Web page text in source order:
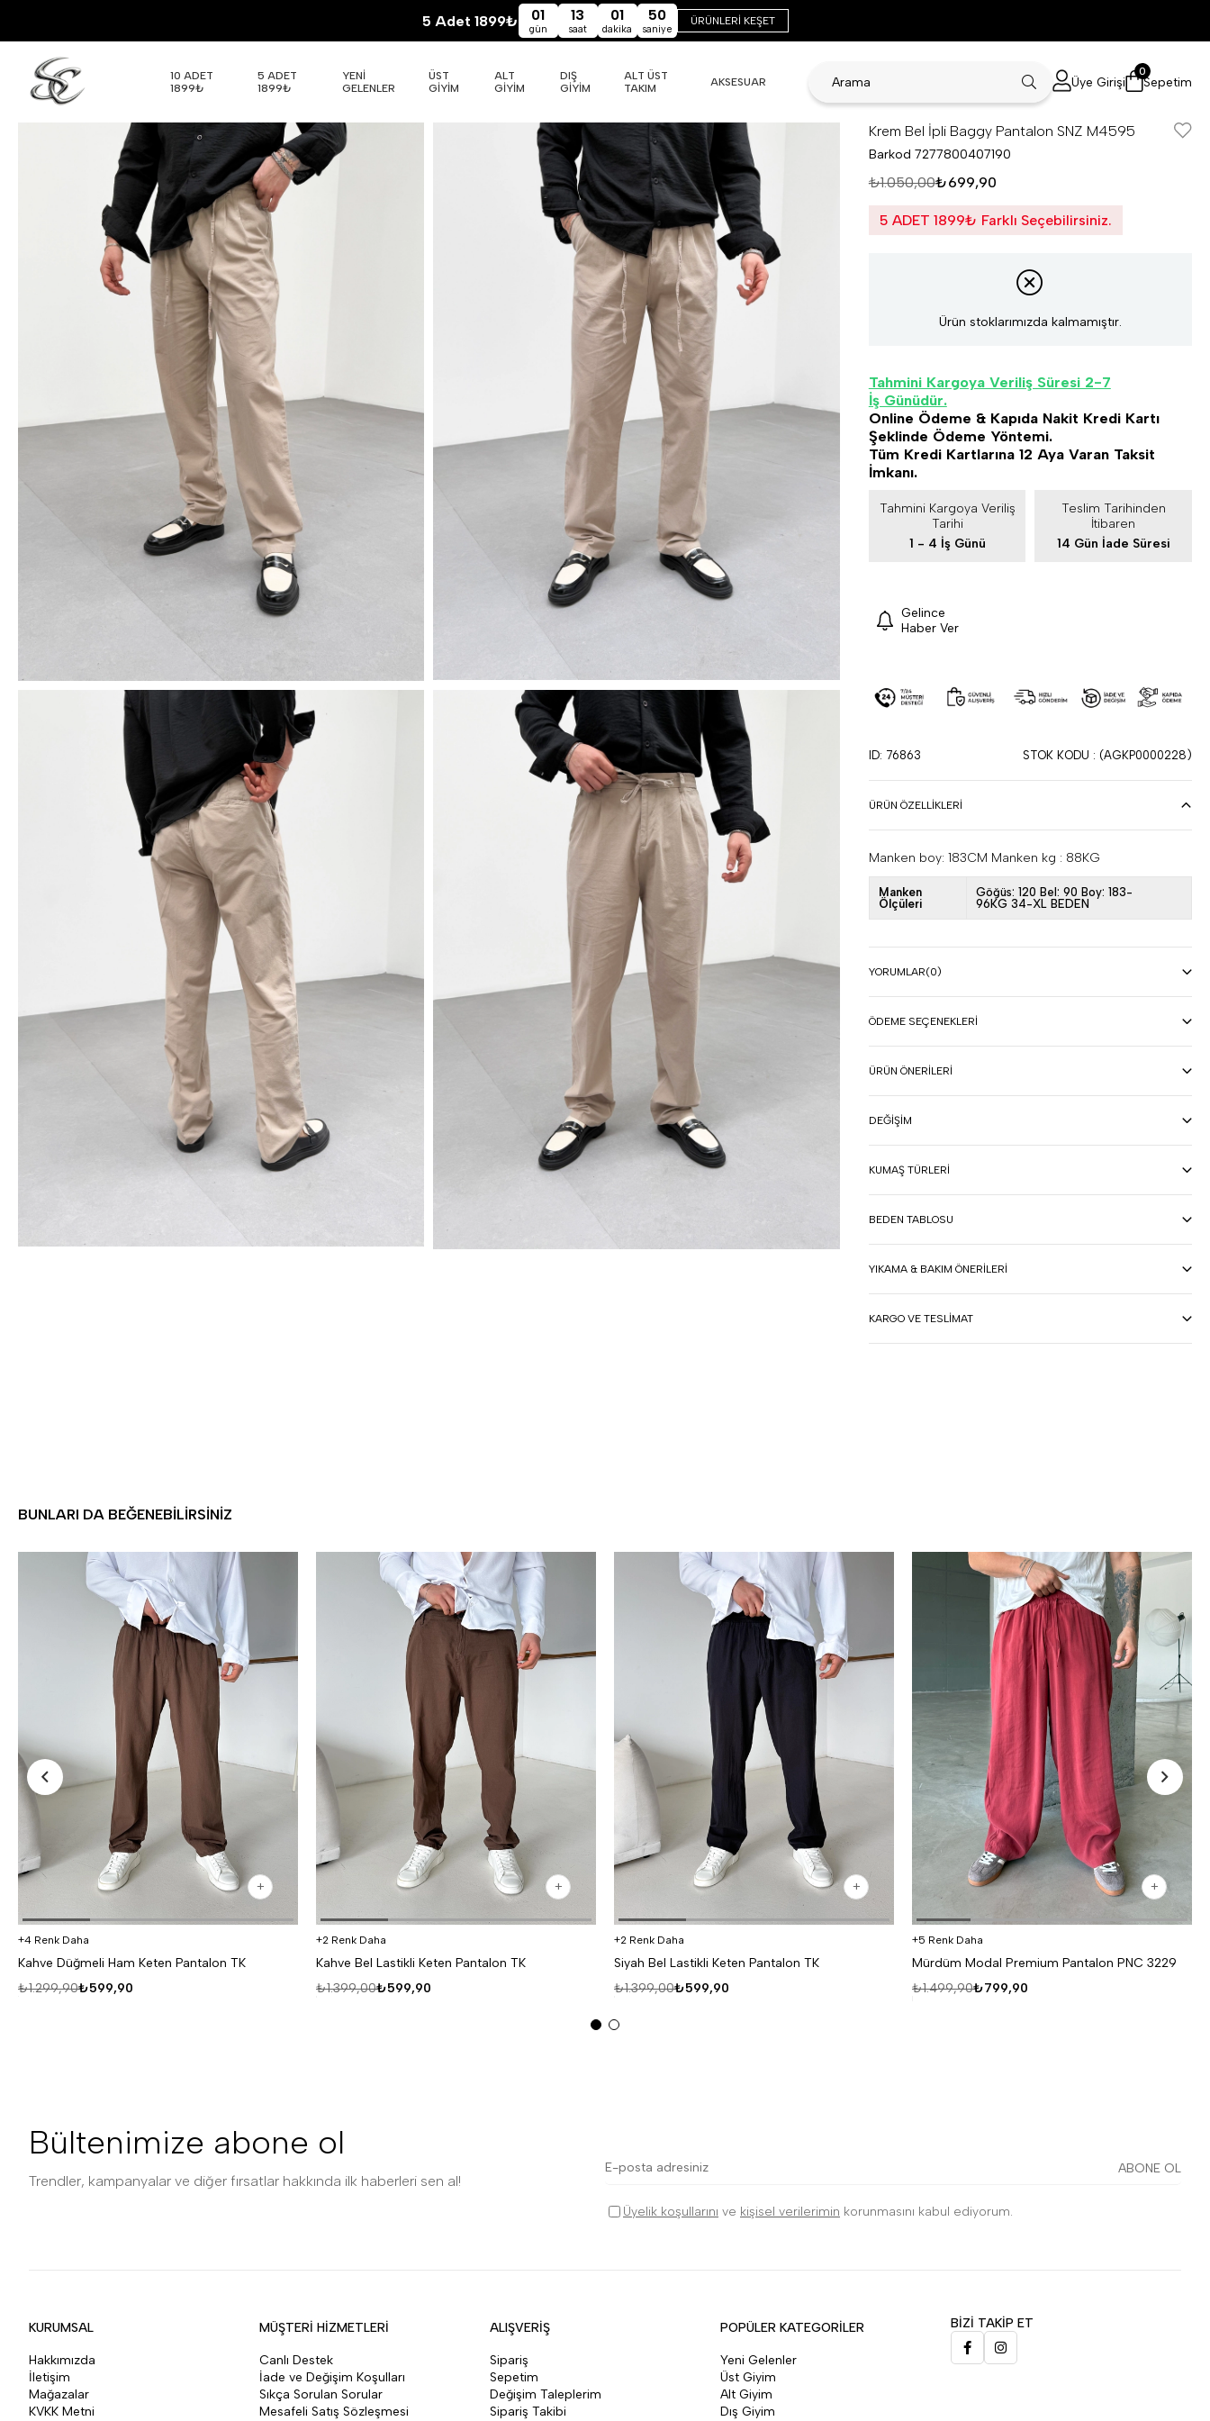
5 Adet 1899₺ 01
gün
13
saat
01
dakika
49
saniye
ÜRÜNLERİ KEŞET
10 ADET
1899₺
5 ADET
1899₺
YENİ
GELENLER
ÜST
GİYİM
ALT
GİYİM
DIŞ
GİYİM
ALT ÜST
TAKIM
AKSESUAR Üye Girişi Sepetim
0
Krem Bel İpli Baggy Pantalon SNZ M4595
Barkod 7277800407190
₺1.050,00₺699,90
5 ADET 1899₺ Farklı Seçebilirsiniz.
Ürün stoklarımızda kalmamıştır.
Tahmini Kargoya Veriliş Süresi 2-7
İş Günüdür.
Online Ödeme & Kapıda Nakit Kredi Kartı
Şeklinde Ödeme Yöntemi.
Tüm Kredi Kartlarına 12 Aya Varan Taksit
İmkanı.
Tahmini Kargoya Veriliş
Tarihi
1 - 4 İş Günü
Teslim Tarihinden
İtibaren
14 Gün İade Süresi
Gelince
Haber Ver
ID: 76863 STOK KODU (AGKP0000228)
ÜRÜN ÖZELLIKLERI
Manken boy: 183CM Manken kg : 88KG
Manken
Ölçüleri
Göğüs: 120 Bel: 90 Boy: 183-
96KG 34-XL BEDEN
YORUMLAR(0)
ÖDEME SEÇENEKLERI
ÜRÜN ÖNERILERI
DEĞIŞIM
KUMAŞ TÜRLERI
BEDEN TABLOSU
YIKAMA & BAKIM ÖNERILERI
KARGO VE TESLIMAT
BUNLARI DA BEĞENEBILIRSINIZ
4 Renk Daha
Kahve Düğmeli Ham Keten Pantalon TK
₺599,90
₺1.299,90
2 Renk Daha
Kahve Bel Lastikli Keten Pantalon TK
₺599,90
₺1.399,00
2 Renk Daha
Siyah Bel Lastikli Keten Pantalon TK
₺599,90
₺1.399,00
5 Renk Daha
Mürdüm Modal Premium Pantalon PNC 3229
₺799,90
₺1.499,90
Bültenimize abone ol
Trendler, kampanyalar ve diğer fırsatlar hakkında ilk haberleri sen al!
ABONE OL
Üyelik koşullarını ve kişisel verilerimin korunmasını kabul ediyorum.
KURUMSAL
Hakkımızda
İletişim
Mağazalar
KVKK Metni
MÜŞTERİ HİZMETLERİ
Canlı Destek
İade ve Değişim Koşulları
Sıkça Sorulan Sorular
Mesafeli Satış Sözleşmesi
ALIŞVERİŞ
Sipariş
Sepetim
Değişim Taleplerim
Sipariş Takibi
POPÜLER KATEGORİLER
Yeni Gelenler
Üst Giyim
Alt Giyim
Dış Giyim
BİZİ TAKİP ET